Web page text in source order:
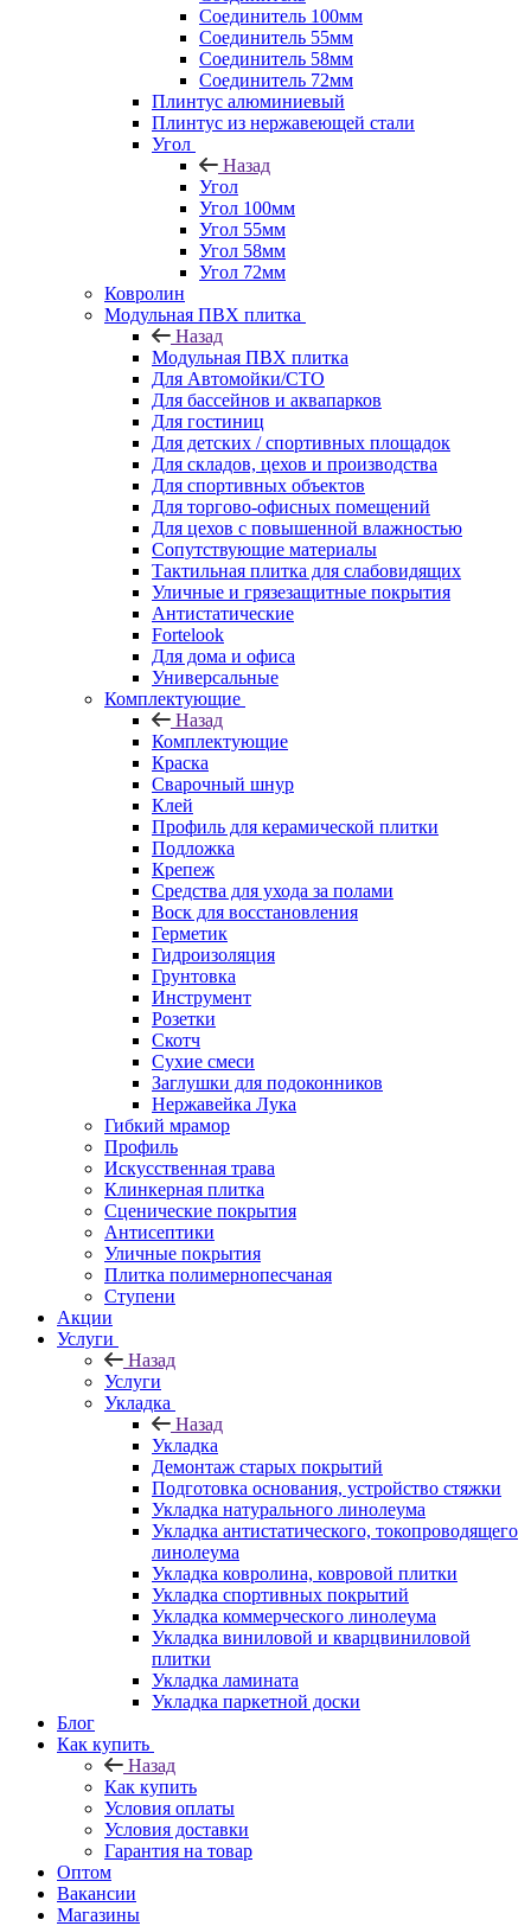
Соединитель 100мм
Соединитель 55мм
Соединитель 58мм
Соединитель 72мм
Плинтус алюминиевый
Плинтус из нержавеющей стали
Угол
Назад
Угол
Угол 100мм
Угол 55мм
Угол 58мм
Угол 72мм
Ковролин
Модульная ПВХ плитка
Назад
Модульная ПВХ плитка
Для Автомойки/СТО
Для бассейнов и аквапарков
Для гостиниц
Для детских / спортивных площадок
Для складов, цехов и производства
Для спортивных объектов
Для торгово-офисных помещений
Для цехов с повышенной влажностью
Сопутствующие материалы
Тактильная плитка для слабовидящих
Уличные и грязезащитные покрытия
Антистатические
Fortelook
Для дома и офиса
Универсальные
Комплектующие
Назад
Комплектующие
Краска
Сварочный шнур
Клей
Профиль для керамической плитки
Подложка
Крепеж
Средства для ухода за полами
Воск для восстановления
Герметик
Гидроизоляция
Грунтовка
Инструмент
Розетки
Скотч
Сухие смеси
Заглушки для подоконников
Нержавейка Лука
Гибкий мрамор
Профиль
Искусственная трава
Клинкерная плитка
Сценические покрытия
Антисептики
Уличные покрытия
Плитка полимернопесчаная
Ступени
Акции
Услуги
Назад
Услуги
Укладка
Назад
Укладка
Демонтаж старых покрытий
Подготовка основания, устройство стяжки
Укладка натурального линолеума
Укладка антистатического, токопроводящего
линолеума
Укладка ковролина, ковровой плитки
Укладка спортивных покрытий
Укладка коммерческого линолеума
Укладка виниловой и кварцвиниловой
плитки
Укладка ламината
Укладка паркетной доски
Блог
Как купить
Назад
Как купить
Условия оплаты
Условия доставки
Гарантия на товар
Оптом
Вакансии
Магазины